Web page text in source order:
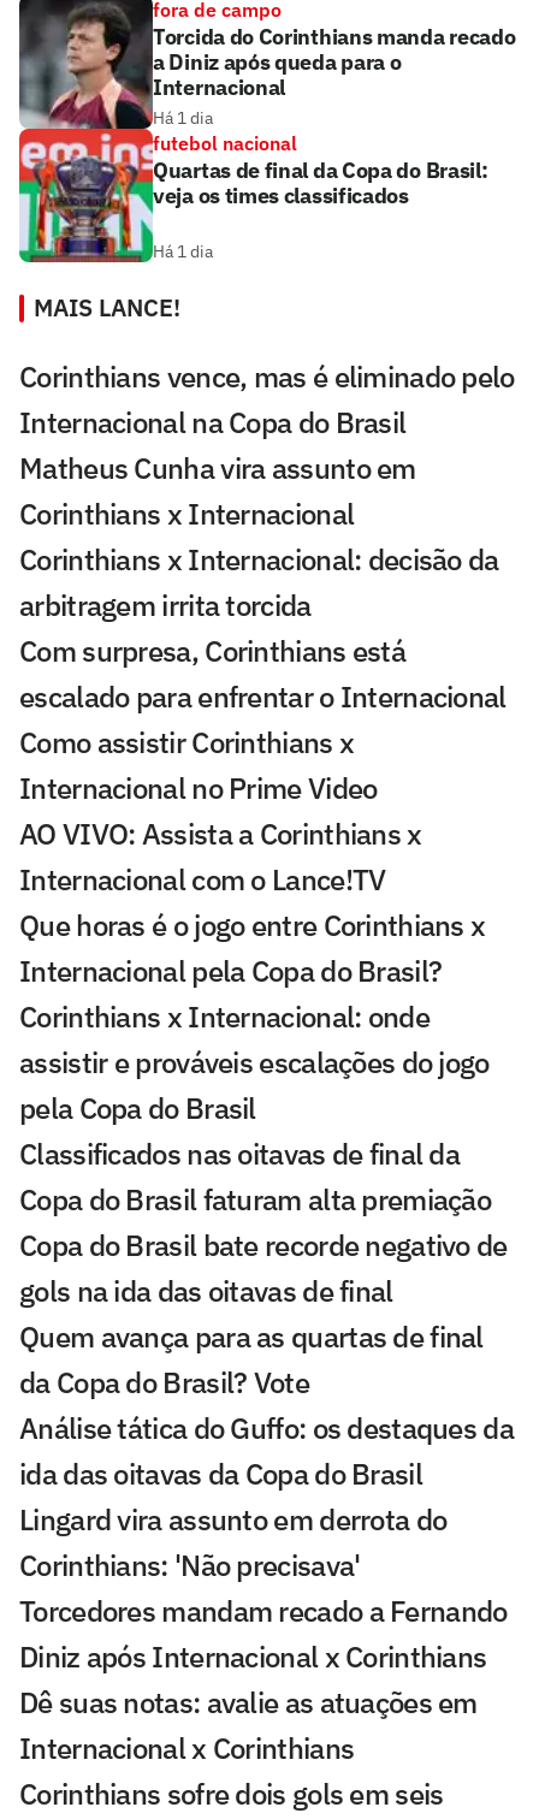
fora de campo
Torcida do Corinthians manda recado
a Diniz após queda para o
Internacional
Há 1 dia
futebol nacional
Quartas de final da Copa do Brasil:
veja os times classificados
Há 1 dia
MAIS LANCE!
Corinthians vence, mas é eliminado pelo
Internacional na Copa do Brasil
Matheus Cunha vira assunto em
Corinthians x Internacional
Corinthians x Internacional: decisão da
arbitragem irrita torcida
Com surpresa, Corinthians está
escalado para enfrentar o Internacional
Como assistir Corinthians x
Internacional no Prime Video
AO VIVO: Assista a Corinthians x
Internacional com o Lance!TV
Que horas é o jogo entre Corinthians x
Internacional pela Copa do Brasil?
Corinthians x Internacional: onde
assistir e prováveis escalações do jogo
pela Copa do Brasil
Classificados nas oitavas de final da
Copa do Brasil faturam alta premiação
Copa do Brasil bate recorde negativo de
gols na ida das oitavas de final
Quem avança para as quartas de final
da Copa do Brasil? Vote
Análise tática do Guffo: os destaques da
ida das oitavas da Copa do Brasil
Lingard vira assunto em derrota do
Corinthians: 'Não precisava'
Torcedores mandam recado a Fernando
Diniz após Internacional x Corinthians
Dê suas notas: avalie as atuações em
Internacional x Corinthians
Corinthians sofre dois gols em seis